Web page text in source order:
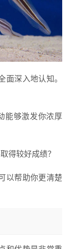
深入地认知。
能够激发你浓厚
得较好成绩？
以帮助你更清楚